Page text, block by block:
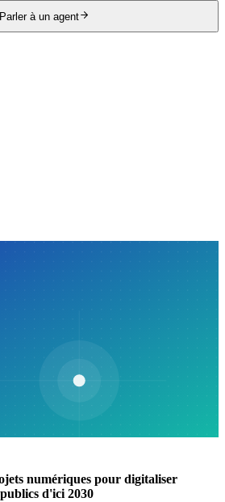
Parler à un agent
numériques pour digitaliser
d'ici 2030